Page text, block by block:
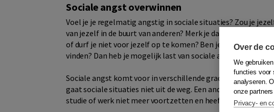
Sociale angst overwinnen
Voel je je regelmatig angstig in sociale situaties? Zou je
van jezelf in de buurt van anderen? Merk je dat je
of durf je niet voor jezelf op te komen? Ben je overtuigd van
vinden? Dan heb je mogelijk last van sociale angst.
Sociale angst komt voor in verschillende gradaties. De ene
gaat sociale situaties niet uit de weg. Een ander is extreem
studie of werk niet meer voortzetten en heeft door de
Over de
We
functies voor
analyseren.
onze
Privacy- en